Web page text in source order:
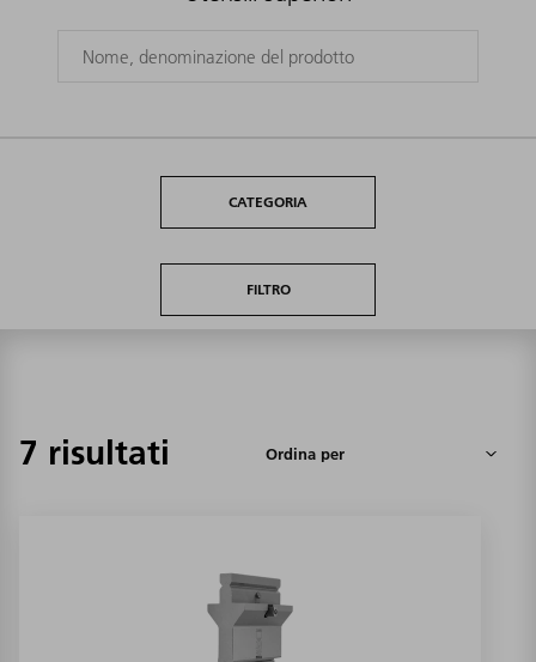
CATEGORIA
FILTRO
7 risultati